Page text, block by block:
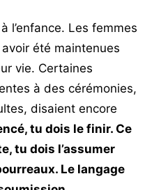
l’enfance. Les femmes
été maintenues
vie. Certaines
à des cérémonies,
disaient encore
tu dois le finir. Ce
tu dois l’assumer
Le langage